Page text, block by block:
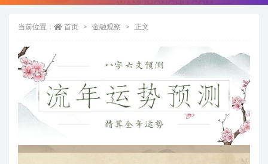
当前位置： 首页 金融观察 正文